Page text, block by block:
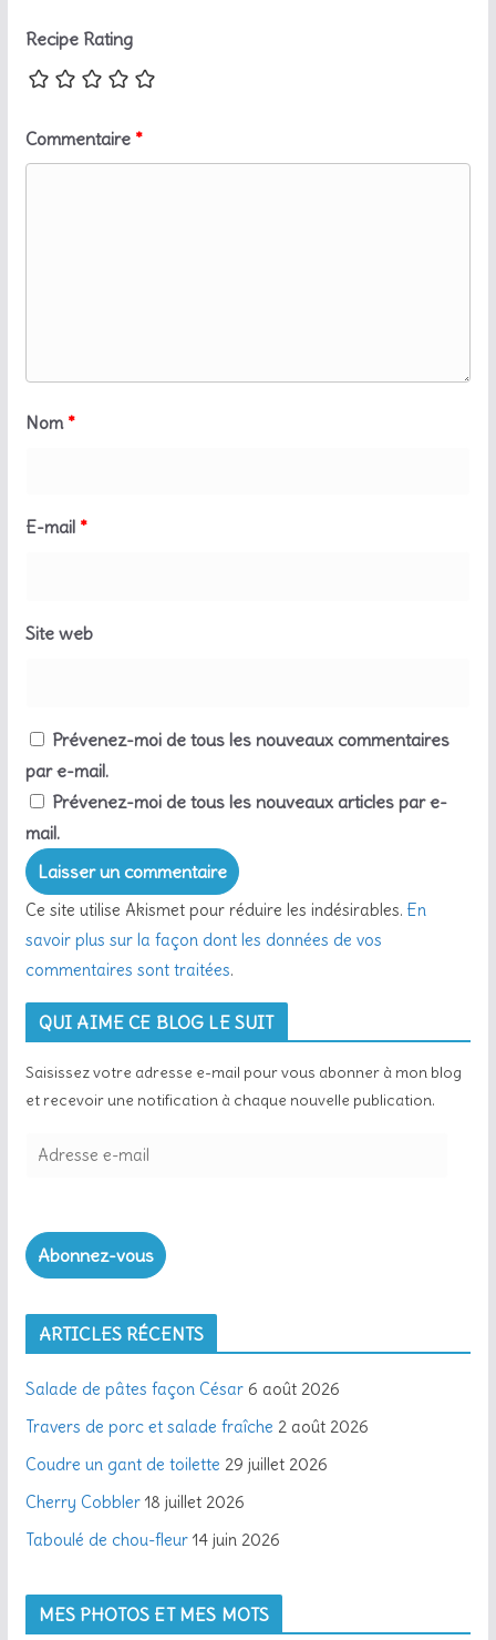
Recipe Rating
Commentaire *
Nom *
E-mail *
Site web
Prévenez-moi de tous les nouveaux commentaires
par e-mail.
Prévenez-moi de tous les nouveaux articles par e-
mail.
Ce site utilise Akismet pour réduire les indésirables. En
savoir plus sur la façon dont les données de vos
commentaires sont traitées.
QUI AIME CE BLOG LE SUIT
Saisissez votre adresse e-mail pour vous abonner à mon blog
et recevoir une notification à chaque nouvelle publication.
s
e
m
a
Abonnez-vous
ARTICLES RÉCENTS
Salade de pâtes façon César 6 août 2026
Travers de porc et salade fraîche 2 août 2026
Coudre un gant de toilette 29 juillet 2026
Cherry Cobbler 18 juillet 2026
Taboulé de chou-fleur 14 juin 2026
MES PHOTOS ET MES MOTS